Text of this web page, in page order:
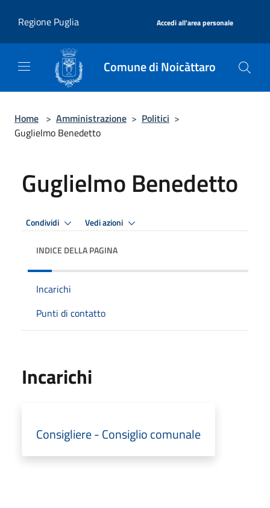
Regione Puglia
Accedi all'area personale
Comune di Noicàttaro
Home > Amministrazione > Politici >
Guglielmo Benedetto
Guglielmo Benedetto
Condividi Vedi azioni
INDICE DELLA PAGINA
Incarichi
Punti di contatto
Incarichi
Consigliere - Consiglio comunale